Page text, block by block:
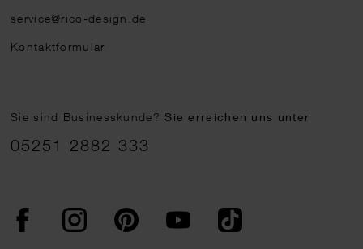
service@rico-design.de
Kontaktformular
Sie sind Businesskunde?Sie erreichen uns unter
05251 2882 333
FacebookInstagram PinterestYouTubeTikTok